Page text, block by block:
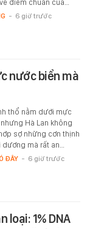
điểm chuẩn của…
- 6 giờ trước
nước biển mà
thổ nằm dưới mực
Hà Lan không
sợ những cơn thịnh
mà rất an…
ĐÂY - 6 giờ trước
loại: 1% DNA